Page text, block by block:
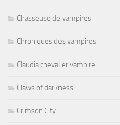
Chasseuse de vampires
Chroniques des vampires
Claudia chevalier vampire
Claws of darkness
Crimson City